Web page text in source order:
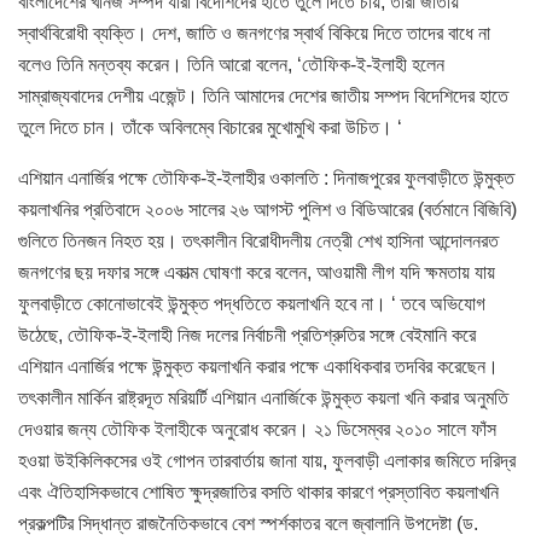
স্বার্থবিরোধী ব্যক্তি। দেশ, জাতি ও জনগণের স্বার্থ বিকিয়ে দিতে তাদের বাধে না
বলেও তিনি মন্তব্য করেন। তিনি আরো বলেন, ‘তৌফিক-ই-ইলাহী হলেন
সাম্রাজ্যবাদের দেশীয় এজেন্ট। তিনি আমাদের দেশের জাতীয় সম্পদ বিদেশিদের হাতে
তুলে দিতে চান। তাঁকে অবিলম্বে বিচারের মুখোমুখি করা উচিত। ‘
এশিয়ান এনার্জির পক্ষে তৌফিক-ই-ইলাহীর ওকালতি : দিনাজপুরের ফুলবাড়ীতে উন্মুক্ত
কয়লাখনির প্রতিবাদে ২০০৬ সালের ২৬ আগস্ট পুলিশ ও বিডিআরের (বর্তমানে বিজিবি)
গুলিতে তিনজন নিহত হয়। তৎকালীন বিরোধীদলীয় নেত্রী শেখ হাসিনা আন্দোলনরত
জনগণের ছয় দফার সঙ্গে একাত্ম ঘোষণা করে বলেন, আওয়ামী লীগ যদি ক্ষমতায় যায়
ফুলবাড়ীতে কোনোভাবেই উন্মুক্ত পদ্ধতিতে কয়লাখনি হবে না। ‘ তবে অভিযোগ
উঠেছে, তৌফিক-ই-ইলাহী নিজ দলের নির্বাচনী প্রতিশ্রুতির সঙ্গে বেইমানি করে
এশিয়ান এনার্জির পক্ষে উন্মুক্ত কয়লাখনি করার পক্ষে একাধিকবার তদবির করেছেন।
তৎকালীন মার্কিন রাষ্ট্রদূত মরিয়র্টি এশিয়ান এনার্জিকে উন্মুক্ত কয়লা খনি করার অনুমতি
দেওয়ার জন্য তৌফিক ইলাহীকে অনুরোধ করেন। ২১ ডিসেম্বর ২০১০ সালে ফাঁস
হওয়া উইকিলিকসের ওই গোপন তারবার্তায় জানা যায়, ফুলবাড়ী এলাকার জমিতে দরিদ্র
এবং ঐতিহাসিকভাবে শোষিত ক্ষুদ্রজাতির বসতি থাকার কারণে প্রস্তাবিত কয়লাখনি
প্রকল্পটির সিদ্ধান্ত রাজনৈতিকভাবে বেশ স্পর্শকাতর বলে জ্বালানি উপদেষ্টা (ড.